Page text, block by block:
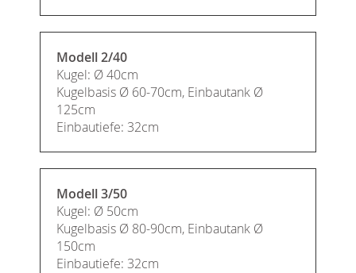
Modell 2/40
Kugel: Ø 40cm
Kugelbasis Ø 60-70cm, Einbautank Ø
125cm
Einbautiefe: 32cm
Modell 3/50
Kugel: Ø 50cm
Kugelbasis Ø 80-90cm, Einbautank Ø
150cm
Einbautiefe: 32cm